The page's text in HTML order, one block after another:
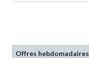
Offres hebdomadaires